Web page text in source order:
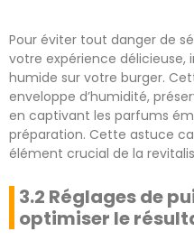
Pour éviter tout danger de
votre expérience délicieuse,
humide sur votre burger.
enveloppe d’humidité,
en captivant les parfums
préparation. Cette astuce
élément crucial de la
3.2 Réglages de
optimiser le